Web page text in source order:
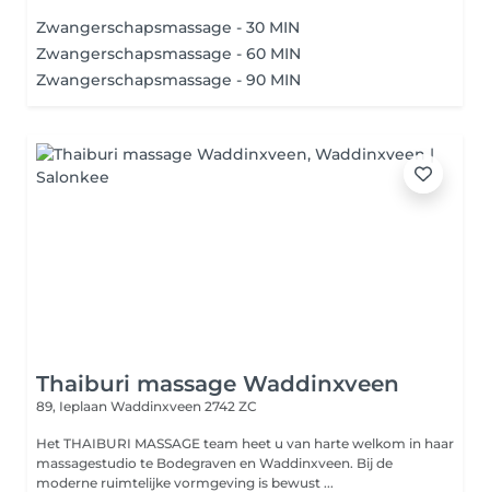
Zwangerschapsmassage - 30 MIN
Zwangerschapsmassage - 60 MIN
Zwangerschapsmassage - 90 MIN
Thaiburi massage Waddinxveen
89, Ieplaan Waddinxveen 2742 ZC
Het THAIBURI MASSAGE team heet u van harte welkom in haar
massagestudio te Bodegraven en Waddinxveen. Bij de
moderne ruimtelijke vormgeving is bewust ...